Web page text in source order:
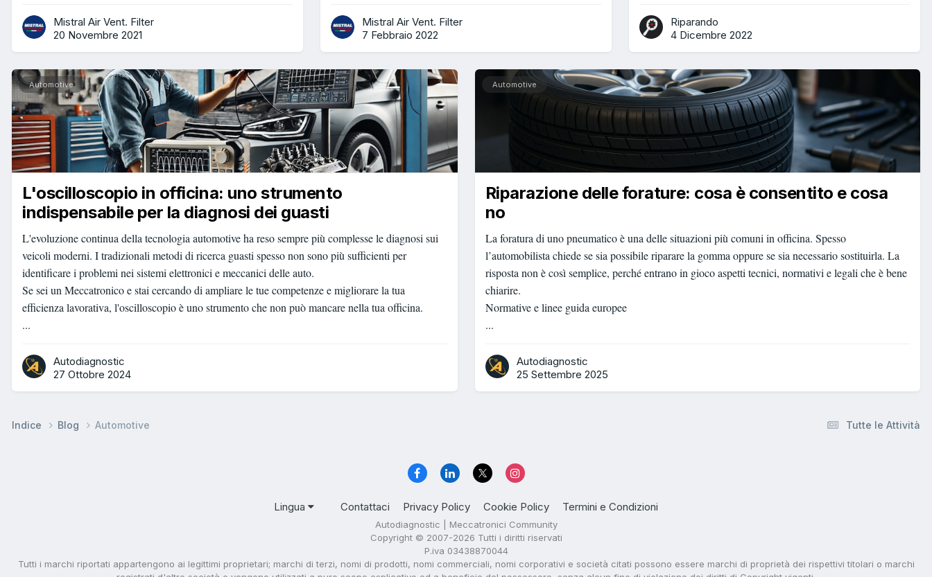
Mistral Air Vent. Filter
20 Novembre 2021
Mistral Air Vent. Filter
7 Febbraio 2022
Riparando
4 Dicembre 2022
Automotive
L'oscilloscopio in officina: uno strumento
indispensabile per la diagnosi dei guasti
L'evoluzione continua della tecnologia automotive ha reso sempre più complesse le diagnosi sui
veicoli moderni. I tradizionali metodi di ricerca guasti spesso non sono più sufficienti per
identificare i problemi nei sistemi elettronici e meccanici delle auto.
Se sei un Meccatronico e stai cercando di ampliare le tue competenze e migliorare la tua
efficienza lavorativa, l'oscilloscopio è uno strumento che non può mancare nella tua officina.
...
Autodiagnostic
27 Ottobre 2024
Automotive
Riparazione delle forature: cosa è consentito e cosa
no
La foratura di uno pneumatico è una delle situazioni più comuni in officina. Spesso
l’automobilista chiede se sia possibile riparare la gomma oppure se sia necessario sostituirla. La
risposta non è così semplice, perché entrano in gioco aspetti tecnici, normativi e legali che è bene
chiarire.
Normative e linee guida europee
...
Autodiagnostic
25 Settembre 2025
Tutte le Attività
Indice Blog Automotive
Lingua Contattaci Privacy Policy Cookie Policy Termini e Condizioni
Autodiagnostic | Meccatronici Community
Copyright © 2007-2026 Tutti i diritti riservati
P.iva 03438870044
Tutti i marchi riportati appartengono ai legittimi proprietari; marchi di terzi, nomi di prodotti, nomi commerciali, nomi corporativi e società citati possono essere marchi di proprietà dei rispettivi titolari o marchi